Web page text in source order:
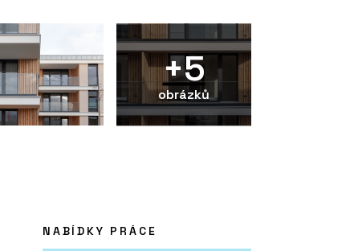
+5
obrázků
NABÍDKY PRÁCE